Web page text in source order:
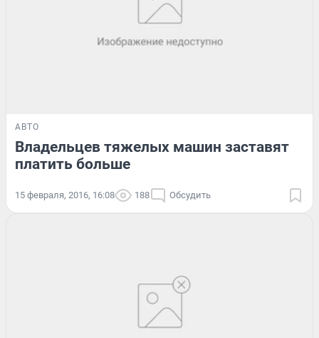
АВТО
Владельцев тяжелых машин заставят
платить больше
15 февраля, 2016, 16:08 188 Обсудить